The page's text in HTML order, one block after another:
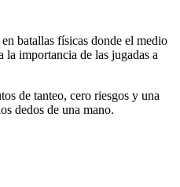
batallas físicas donde el medio
la importancia de las jugadas a
de tanteo, cero riesgos y una
dedos de una mano.